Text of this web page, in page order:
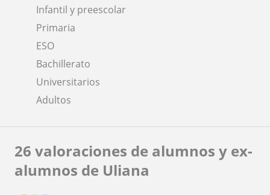
Infantil y preescolar
Primaria
ESO
Bachillerato
Universitarios
Adultos
26 valoraciones de alumnos y ex-
alumnos de Uliana